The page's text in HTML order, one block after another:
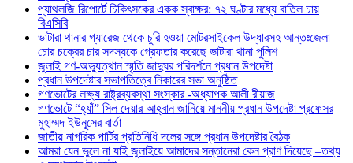
প্যাথলজি রিপোর্টে চিকিৎসকের একক স্বাক্ষর: ৭২ ঘণ্টার মধ্যে বাতিল চায়
বিএসিবি
ভাটারা থানার গ্যারেজ থেকে চুরি হওয়া মোটরসাইকেল উদ্ধারসহ আন্তঃজেলা
চোর চক্রের চার সদস্যকে গ্রেফতার করেছে ভাটারা থানা পুলিশ
জুলাই গণ-অভ্যুত্থান স্মৃতি জাদুঘর পরিদর্শনে প্রধান উপদেষ্টা
প্রধান উপদেষ্টার সভাপতিত্বে নিকারের সভা অনুষ্ঠিত
গণভোটের লক্ষ্য রাষ্ট্রব্যবস্থা সংস্কার -অধ্যাপক আলী রীয়াজ
গণভোটে “হ্যাঁ” সিল দেয়ার আহ্বান জানিয়ে মাননীয় প্রধান উপদেষ্টা প্রফেসর
মুহাম্মদ ইউনূসের বার্তা
জাতীয় নাগরিক পার্টির প্রতিনিধি দলের সঙ্গে প্রধান উপদেষ্টার বৈঠক
আমরা যেন ভুলে না যাই জুলাইয়ে আমাদের সন্তানেরা কেন প্রাণ দিয়েছে –তথ্য